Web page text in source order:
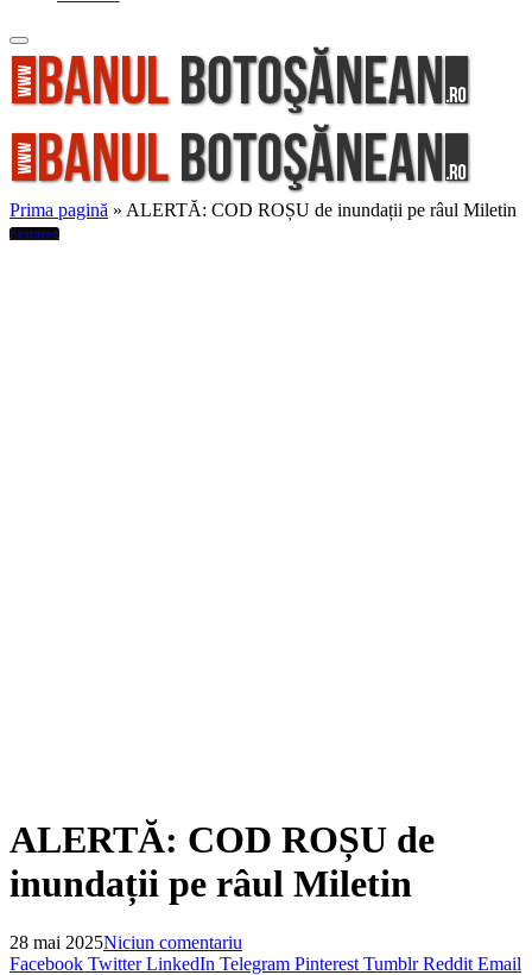
Prima pagină » ALERTĂ: COD ROȘU de inundații pe râul Miletin
Featured
ALERTĂ: COD ROȘU de
inundații pe râul Miletin
28 mai 2025Niciun comentariu
Facebook Twitter LinkedIn Telegram Pinterest Tumblr Reddit Email